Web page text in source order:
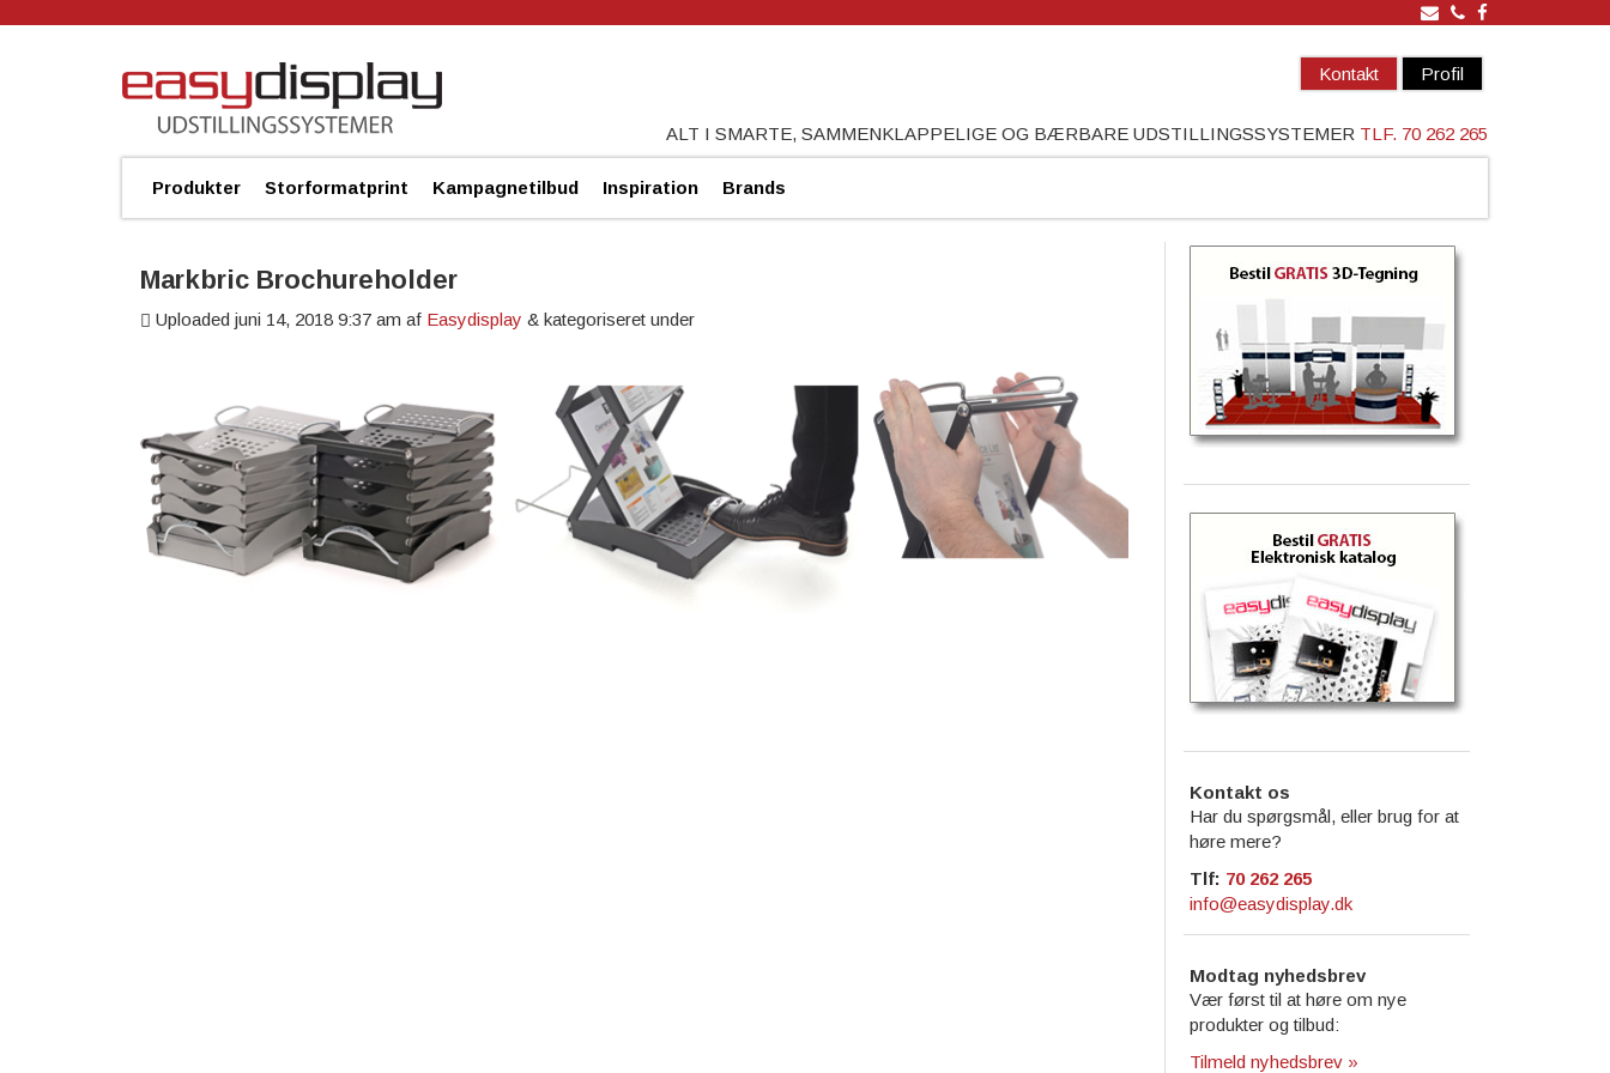
ALT I SMARTE, SAMMENKLAPPELIGE OG BÆRBARE UDSTILLINGSSYSTEMER TLF. 70 262 265
Kontakt Profil
Produkter Storformatprint Kampagnetilbud Inspiration Brands
Markbric Brochureholder
Uploaded juni 14, 2018 9:37 am af Easydisplay & kategoriseret under
Kontakt os
Har du spørgsmål, eller brug for at
høre mere?
Tlf: 70 262 265
info@easydisplay.dk
Modtag nyhedsbrev
Vær først til at høre om nye
produkter og tilbud:
Tilmeld nyhedsbrev »